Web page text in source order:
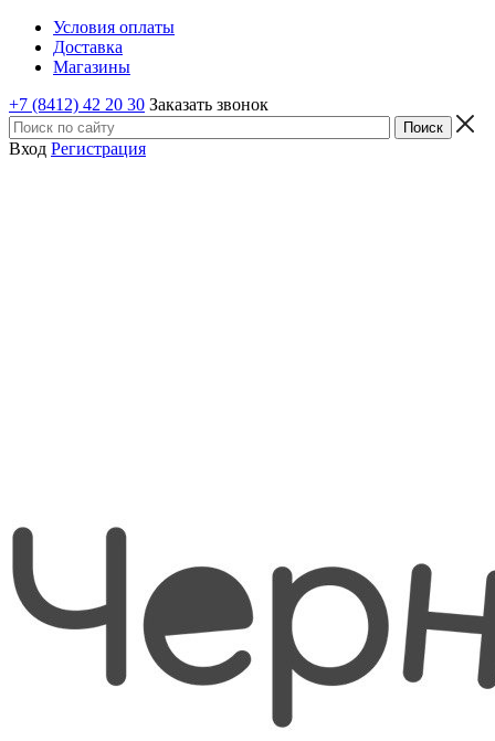
Условия оплаты
Доставка
Магазины
+7 (8412) 42 20 30 Заказать звонок
Вход Регистрация